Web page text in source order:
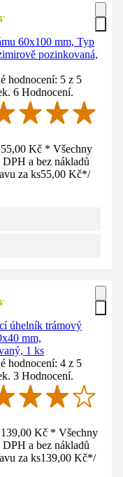
60x100 mm, Typ
pozinkovaná,
hodnocení: 5 z 5
6 Hodnocení.
Kč * Všechny
a bez nákladů
za ks55,00 Kč*/
úhelník trámový
mm,
1 ks
hodnocení: 4 z 5
3 Hodnocení.
Kč * Všechny
a bez nákladů
za ks139,00 Kč*/